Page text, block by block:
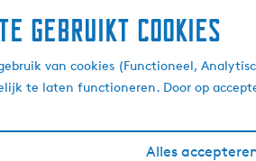
gebruikt cookies
van cookies (Functioneel,
te laten functioneren. Door op
Alles